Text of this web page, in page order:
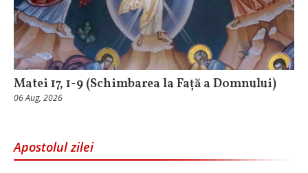
Matei 17, 1-9 (Schimbarea la Față a Domnului)
06 Aug, 2026
Apostolul zilei